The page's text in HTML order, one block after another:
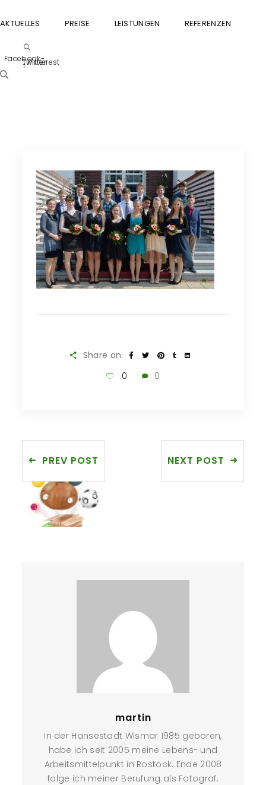
AKTUELLES PREISE LEISTUNGEN REFERENZEN
Facebook-
f
Twitter
Pinterest
Share on:
0
0
PREV POST NEXT POST
martin
In der Hansestadt Wismar 1985 geboren,
habe ich seit 2005 meine Lebens- und
Arbeitsmittelpunkt in Rostock. Ende 2008
folge ich meiner Berufung als Fotograf.